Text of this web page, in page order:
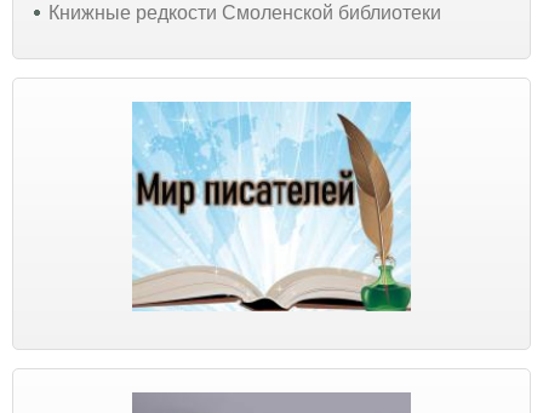
Книжные редкости Смоленской библиотеки